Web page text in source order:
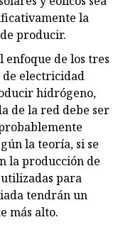
la
producir.
enfoque de los tres
electricidad
hidrógeno,
de la red debe ser
la teoría, si se
la producción de
para
tendrán un
más alto.